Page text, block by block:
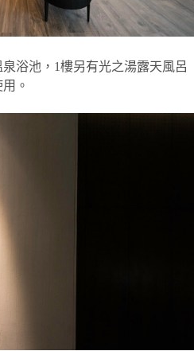
浴池，1樓另有光之湯露天風呂
。